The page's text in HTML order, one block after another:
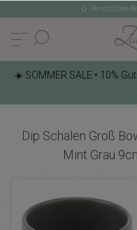
Persönliche
☀️ SOMMER SALE • 10%
Dip Schalen Groß
Mint Grau